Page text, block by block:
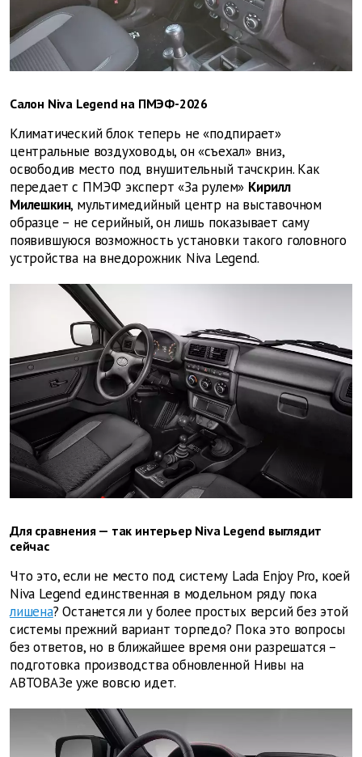
Салон Niva Legend на ПМЭФ-2026
Климатический блок теперь не «подпирает»
центральные воздуховоды, он «съехал» вниз,
освободив место под внушительный тачскрин. Как
передает с ПМЭФ эксперт «За рулем» Кирилл
Милешкин, мультимедийный центр на выставочном
образце – не серийный, он лишь показывает саму
появившуюся возможность установки такого головного
устройства на внедорожник Niva Legend.
Для сравнения — так интерьер Niva Legend выглядит
сейчас
Что это, если не место под систему Lada Enjoy Pro, коей
Niva Legend единственная в модельном ряду пока
лишена? Останется ли у более простых версий без этой
системы прежний вариант торпедо? Пока это вопросы
без ответов, но в ближайшее время они разрешатся –
подготовка производства обновленной Нивы на
АВТОВАЗе уже вовсю идет.